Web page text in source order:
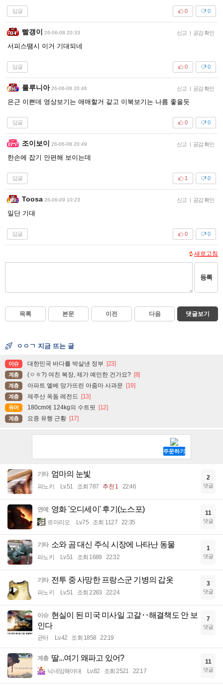
답글 0
0
빨갱이 26-06-08 20:33 신고 | 공감 확인
서피스땜시 이거 기대되네
답글 0
0
룰루니아 26-06-08 20:46 신고 | 공감 확인
은근 이쁜데 영상보기는 애매할거 같고 이북보기는 나름 좋을듯
답글 0
0
조이보이 26-06-08 20:49 신고 | 공감 확인
한손에 잡기 안편해 보이는데
답글 0
1
Toosa 26-06-09 10:23 신고 | 공감 확인
일단 기대
답글 0
0
새로고침
등록
목록 본문 이전 다음 댓글보기
ㅇㅇㄱ 지금 뜨는 글
이슈 대한민국 바다를 박살낸 정부 [23]
계층 (ㅇㅎ?) 여친 복장, 제가 예민한 건가요? [8]
계층 아파트 엘베 망가뜨린 아줌마 사과문 [19]
계층 제주산 옥돔 레전드 [13]
유머 180cm에 124kg의 수트핏 [12]
계층 요증 유행 근황 [17]
기타 엄마의 눈빛
파노키 Lv.51 조회 787 추천 1 22:46
2
댓글
연예 영화 '오디세이' 후기(노스포)
르마리오 Lv.75 조회 1127 22:35
11
댓글
기타 소와 곰 대신 주식 시장에 나타난 동물
파노키 Lv.51 조회 1689 22:32
1
댓글
기타 전투 중 사망한 프랑스군 기병의 갑옷
파노키 Lv.51 조회 2283 22:24
3
댓글
이슈 현실이 된 미국 미사일 고갈‥해결책도 안 보
인다
균터 Lv.42 조회 1858 22:19
7
댓글
계층 딸...여기 왜파고 있어?
닉네임해야대 Lv.82 조회 2521 22:17
11
댓글